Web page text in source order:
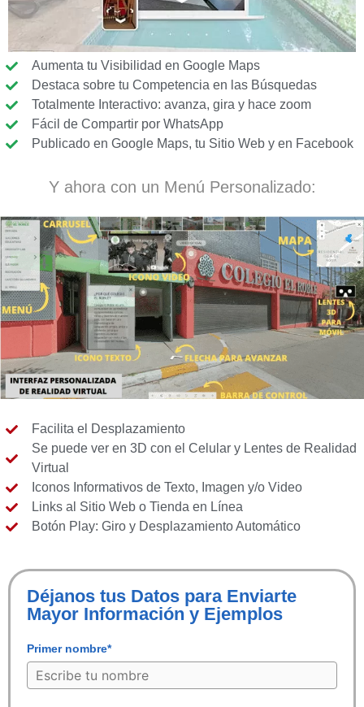
Aumenta tu Visibilidad en Google Maps
Destaca sobre tu Competencia en las Búsquedas
Totalmente Interactivo: avanza, gira y hace zoom
Fácil de Compartir por WhatsApp
Publicado en Google Maps, tu Sitio Web y en Facebook
Y ahora con un Menú Personalizado:
Facilita el Desplazamiento
Se puede ver en 3D con el Celular y Lentes de Realidad
Virtual
Iconos Informativos de Texto, Imagen y/o Video
Links al Sitio Web o Tienda en Línea
Botón Play: Giro y Desplazamiento Automático
Déjanos tus Datos para Enviarte
Mayor Información y Ejemplos
Primer nombre*